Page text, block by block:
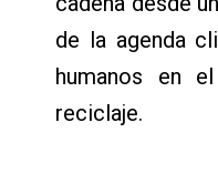
de la agenda
humanos en
reciclaje.